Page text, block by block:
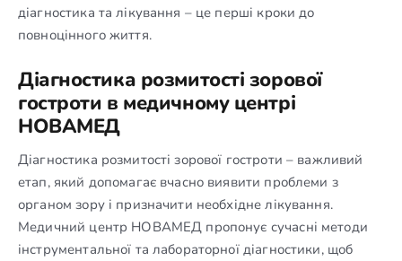
діагностика та лікування – це перші кроки до
повноцінного життя.
Діагностика розмитості зорової
гостроти в медичному центрі
НОВАМЕД
Діагностика розмитості зорової гостроти – важливий
етап, який допомагає вчасно виявити проблеми з
органом зору і призначити необхідне лікування.
Медичний центр НОВАМЕД пропонує сучасні методи
інструментальної та лабораторної діагностики, щоб